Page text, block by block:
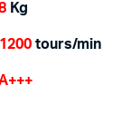
Kg
1200tours/min